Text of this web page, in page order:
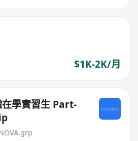
$1K-2K/月
學實習生 Part-